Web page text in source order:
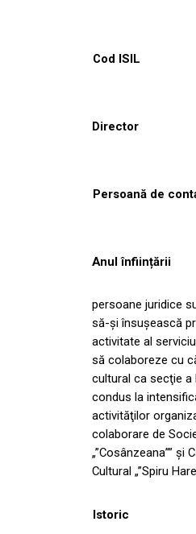
Cod ISIL
Director
Persoană de
Anul înființării
persoane juridice
să-şi însuşească
activitate al
să colaboreze cu
cultural ca secţie a
condus la
activităţilor
colaborare de
„”Cosânzeana”” şi
Cultural „”Spiru
Istoric